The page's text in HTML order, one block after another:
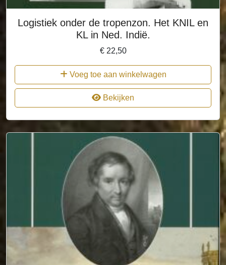
Logistiek onder de tropenzon. Het KNIL en
KL in Ned. Indië.
€22,50
Voeg toe aan winkelwagen
Bekijken